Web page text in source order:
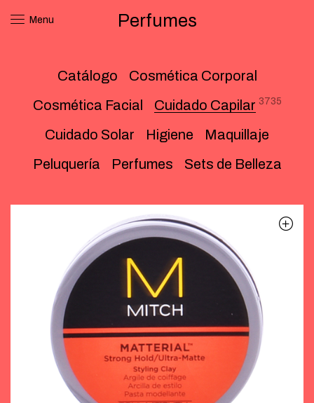
Menu Perfumes
Catálogo
Cosmética Corporal
Cosmética Facial
Cuidado Capilar 3735
Cuidado Solar Higiene
Maquillaje
Peluquería
Perfumes Sets de Belleza